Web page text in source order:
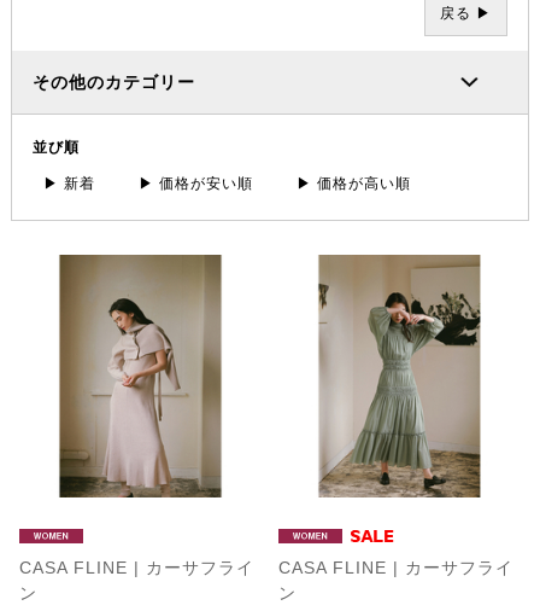
戻る ▶
その他のカテゴリー
並び順
▶ 新着 ▶ 価格が安い順 ▶ 価格が高い順
CASA FLINE | カーサフライ
ン
CASA FLINE | カーサフライ
ン